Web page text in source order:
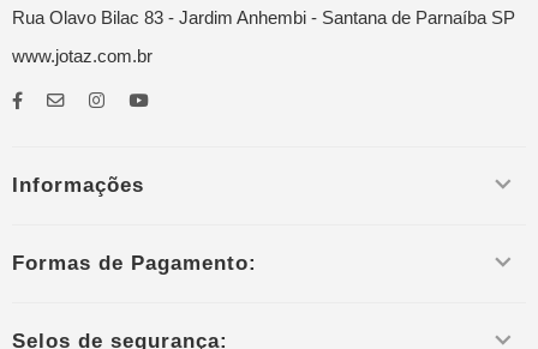
Rua Olavo Bilac 83 - Jardim Anhembi - Santana de Parnaíba SP
www.jotaz.com.br
Informações
Formas de Pagamento:
Selos de segurança: